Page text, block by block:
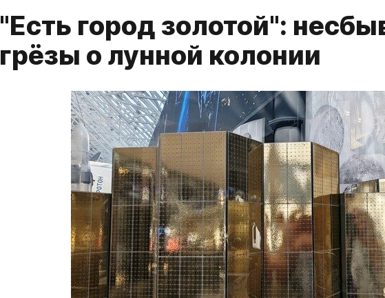
"Есть город золотой":
грёзы о лунной колонии